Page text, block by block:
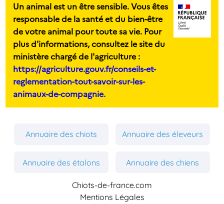
Un animal est un être sensible. Vous êtes
responsable de la santé et du bien-être
de votre animal pour toute sa vie. Pour
plus d'informations, consultez le site du
ministère chargé de l'agriculture :
https://agriculture.gouv.fr/conseils-et-
reglementation-tout-savoir-sur-les-
animaux-de-compagnie.
Annuaire des chiots Annuaire des éleveurs
Annuaire des étalons Annuaire des chiens
Chiots-de-france.com
Mentions Légales